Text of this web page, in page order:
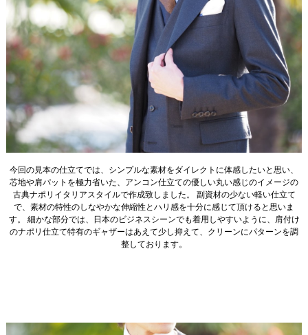
今回の見本の仕立てでは、シンプルな素材をダイレクトに体感したいと思い、
芯地や肩パットを極力省いた、アンコン仕立ての優しい丸い感じのイメージの
古典ナポリイタリアスタイルで作成致しました。 副資材の少ない軽い仕立て
で、素材の特性のしなやかな伸縮性とハリ感を十分に感じて頂けると思いま
す。 細かな部分では、日本のビジネスシーンでも着用しやすいように、肩付け
のナポリ仕立て特有のギャザーはあえて少し抑えて、クリーンにパターンを調
整しております。